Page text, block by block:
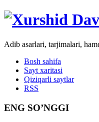
Adib asarlari, tarjimalari,
Bosh sahifa
Sayt xaritasi
Qiziqarli saytlar
RSS
ENG SO’NGGI